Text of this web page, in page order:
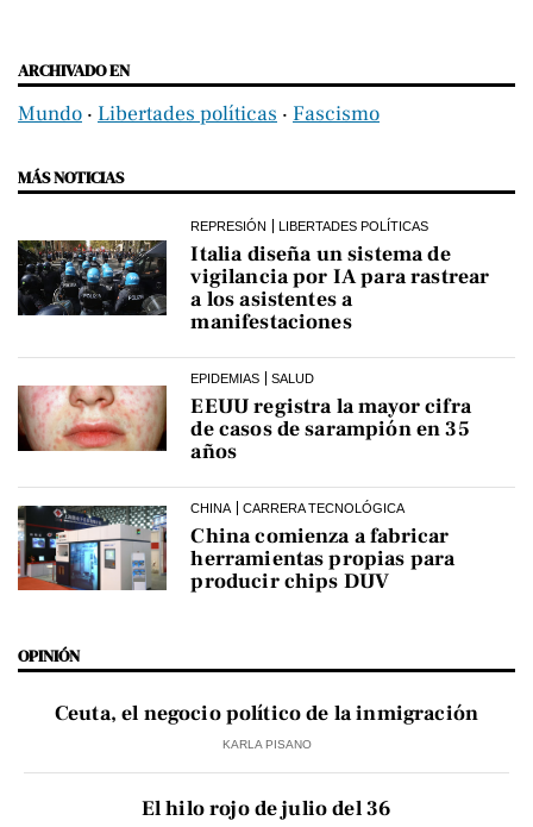
ARCHIVADO EN
Mundo ‧ Libertades políticas ‧ Fascismo
MÁS NOTICIAS
REPRESIÓN LIBERTADES POLÍTICAS
Italia diseña un sistema de
vigilancia por IA para rastrear
a los asistentes a
manifestaciones
EPIDEMIAS SALUD
EEUU registra la mayor cifra
de casos de sarampión en 35
años
CHINA CARRERA TECNOLÓGICA
China comienza a fabricar
herramientas propias para
producir chips DUV
OPINIÓN
Ceuta, el negocio político de la inmigración
KARLA PISANO
El hilo rojo de julio del 36